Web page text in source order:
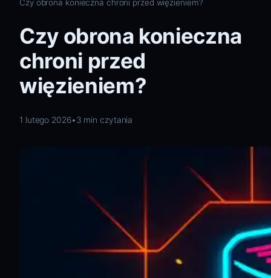
Czy obrona konieczna chroni przed więzieniem?
Czy obrona konieczna
chroni przed
więzieniem?
1 lutego 2026•3 min czytania